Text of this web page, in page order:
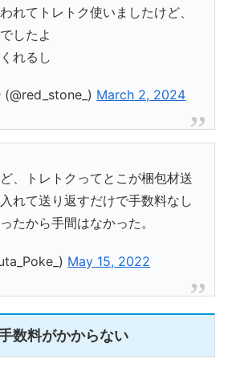
れてトレトク使いましたけど、
したよ
れるし
March 2, 2024
、トレトクってとこが梱包材送
れて送り返すだけで手数料なし
たから手間はなかった。
May 15, 2022
数料がかからない